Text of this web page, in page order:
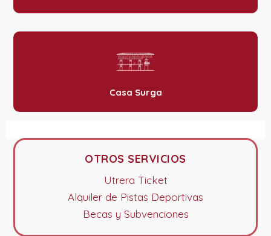
Casa Surga
OTROS SERVICIOS
Utrera Ticket
Alquiler de Pistas Deportivas
Becas y Subvenciones